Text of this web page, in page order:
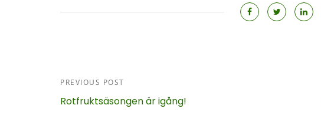
PREVIOUS POST
Rotfruktsäsongen är igång!